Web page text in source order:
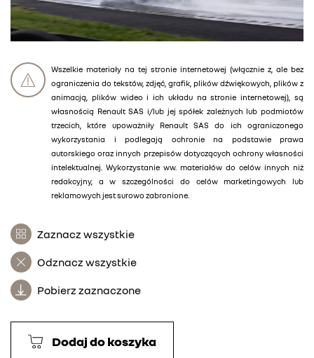
Wszelkie materiały na tej stronie internetowej (włącznie z, ale bez
ograniczenia do tekstów, zdjęć, grafik, plików dźwiękowych, plików z
animacją, plików wideo i ich układu na stronie internetowej), są
własnością Renault SAS i/lub jej spółek zależnych lub podmiotów
trzecich, które upoważniły Renault SAS do ich ograniczonego
wykorzystania i podlegają ochronie na podstawie prawa
autorskiego oraz innych przepisów dotyczących ochrony własności
intelektualnej. Wykorzystanie ww. materiałów do celów innych niż
redakcyjny, a w szczególności do celów marketingowych lub
reklamowych jest surowo zabronione.
Zaznacz wszystkie
Odznacz wszystkie
Pobierz zaznaczone
Dodaj do koszyka